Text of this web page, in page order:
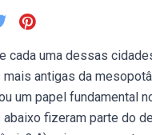
cada uma dessas
antigas da
um papel fundamental
fizeram parte do